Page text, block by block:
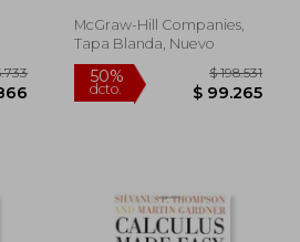
McGraw-Hill Companies,
Tapa Blanda, Nuevo